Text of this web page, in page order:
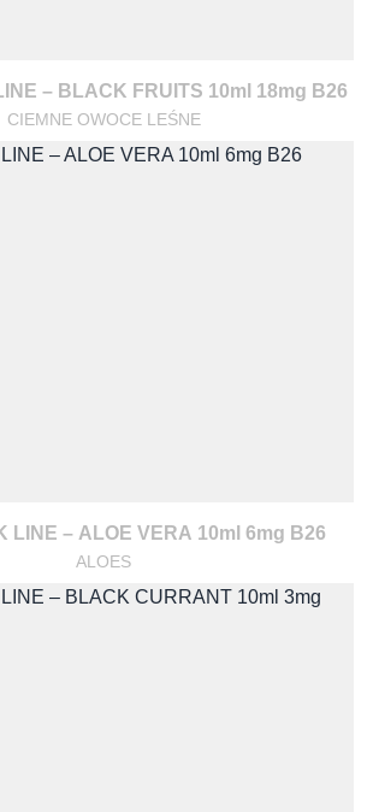
– BLACK FRUITS 10ml 18mg B26
CIEMNE OWOCE LEŚNE
LINE – ALOE VERA 10ml 6mg B26
ALOES